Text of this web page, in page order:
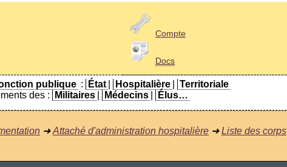
Compte
Docs
publique : État Hospitalière
Territoriale
des :
Militaires Médecins Élus…
➜Attaché d'administration hospitalière ➜Liste des corps